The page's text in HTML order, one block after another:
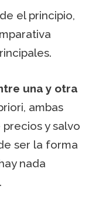
el principio,
una y otra
ambas
y salvo
ser la forma
nada